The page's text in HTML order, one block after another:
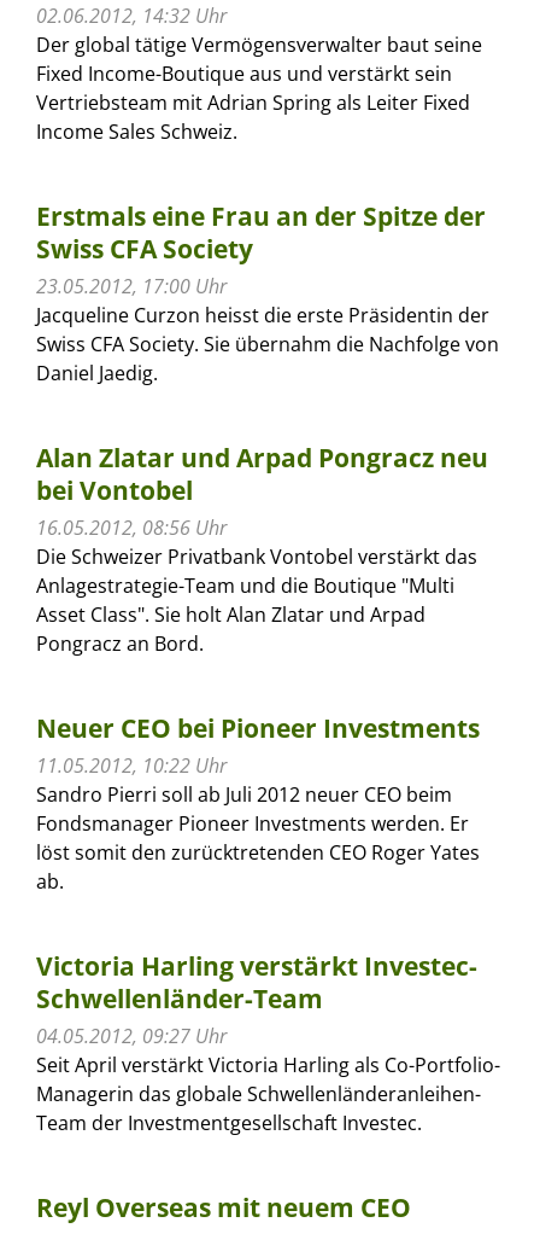
02.06.2012, 14:32 Uhr
Der global tätige Vermögensverwalter baut seine
Fixed Income-Boutique aus und verstärkt sein
Vertriebsteam mit Adrian Spring als Leiter Fixed
Income Sales Schweiz.
Erstmals eine Frau an der Spitze der
Swiss CFA Society
23.05.2012, 17:00 Uhr
Jacqueline Curzon heisst die erste Präsidentin der
Swiss CFA Society. Sie übernahm die Nachfolge von
Daniel Jaedig.
Alan Zlatar und Arpad Pongracz neu
bei Vontobel
16.05.2012, 08:56 Uhr
Die Schweizer Privatbank Vontobel verstärkt das
Anlagestrategie-Team und die Boutique "Multi
Asset Class". Sie holt Alan Zlatar und Arpad
Pongracz an Bord.
Neuer CEO bei Pioneer Investments
11.05.2012, 10:22 Uhr
Sandro Pierri soll ab Juli 2012 neuer CEO beim
Fondsmanager Pioneer Investments werden. Er
löst somit den zurücktretenden CEO Roger Yates
ab.
Victoria Harling verstärkt Investec-
Schwellenländer-Team
04.05.2012, 09:27 Uhr
Seit April verstärkt Victoria Harling als Co-Portfolio-
Managerin das globale Schwellenländeranleihen-
Team der Investmentgesellschaft Investec.
Reyl Overseas mit neuem CEO